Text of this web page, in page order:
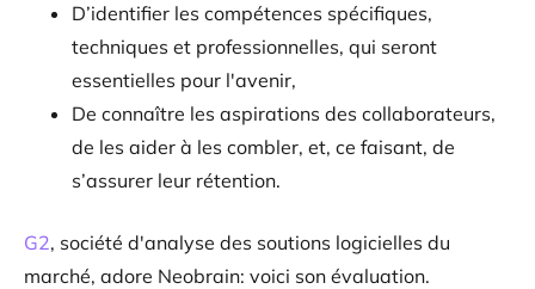
D’identifier les compétences spécifiques,
techniques et professionnelles, qui seront
essentielles pour l'avenir,
De connaître les aspirations des collaborateurs,
de les aider à les combler, et, ce faisant, de
s’assurer leur rétention.
G2, société d'analyse des soutions logicielles du
marché, adore Neobrain: voici son évaluation.